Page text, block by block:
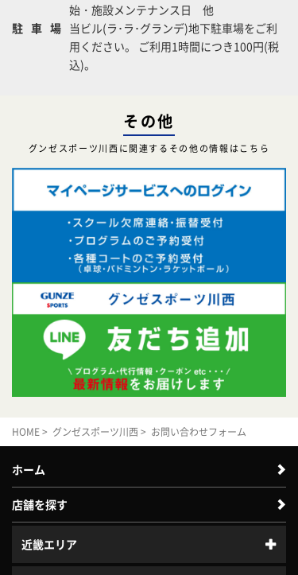
始・施設メンテナンス日 他
駐車場 当ビル(ラ･ラ･グランデ)地下駐車場をご利
用ください。 ご利用1時間につき100円(税
込)。
その他
グンゼスポーツ川西に関連するその他の情報はこちら
HOME> グンゼスポーツ川西 > お問い合わせフォーム
ホーム
店舗を探す
近畿エリア